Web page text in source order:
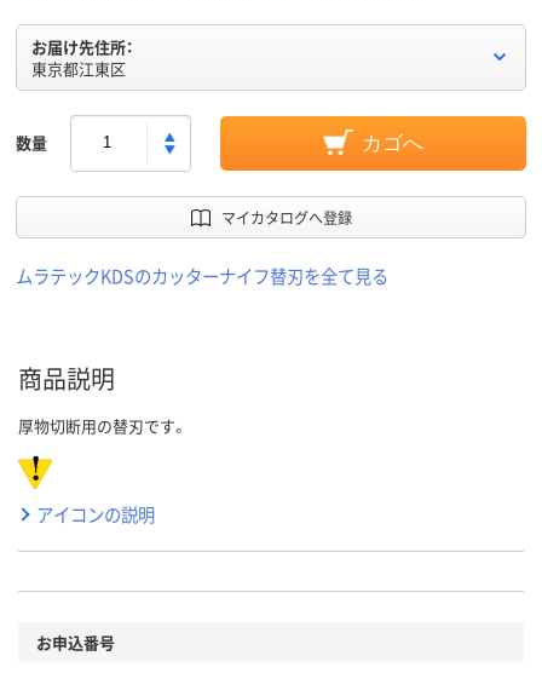
お届け先住所：
東京都江東区
数量 カゴへ
マイカタログへ登録
ムラテックKDSのカッターナイフ替刃を全て見る
商品説明
厚物切断用の替刃です。
アイコンの説明
お申込番号